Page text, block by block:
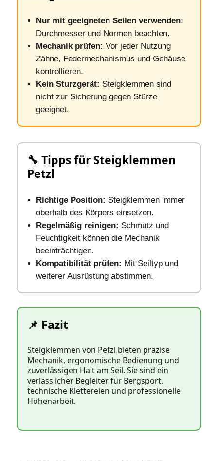
Nur mit geeigneten Seilen verwenden:
Durchmesser und Normen beachten.
Mechanik prüfen: Vor jeder Nutzung
Zähne, Federmechanismus und Gehäuse
kontrollieren.
Kein Sturzgerät: Steigklemmen sind
nicht zur Sicherung gegen Stürze
geeignet.
🔧 Tipps für Steigklemmen
Petzl
Richtige Position: Steigklemmen immer
oberhalb des Körpers einsetzen.
Regelmäßig reinigen: Schmutz und
Feuchtigkeit können die Mechanik
beeinträchtigen.
Kompatibilität prüfen: Mit Seiltyp und
weiterer Ausrüstung abstimmen.
📌 Fazit
Steigklemmen von Petzl bieten präzise
Mechanik, ergonomische Bedienung und
zuverlässigen Halt am Seil. Sie sind ein
verlässlicher Begleiter für Bergsport,
technische Klettereien und professionelle
Höhenarbeit.